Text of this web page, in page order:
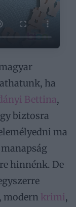
ha
Bettina,
biztosra
ma
hinnénk. De
modern krimi,